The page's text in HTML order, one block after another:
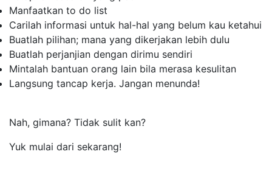
Manfaatkan to do list
Carilah informasi untuk hal-hal yang belum kau ketahui
Buatlah pilihan; mana yang dikerjakan lebih dulu
Buatlah perjanjian dengan dirimu sendiri
Mintalah bantuan orang lain bila merasa kesulitan
Langsung tancap kerja. Jangan menunda!
Nah, gimana? Tidak sulit kan?
Yuk mulai dari sekarang!